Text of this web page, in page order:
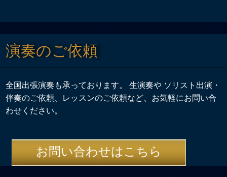
演奏のご依頼
全国出張演奏も承っております。 生演奏や ソリスト出演・
伴奏のご依頼、レッスンのご依頼など、お気軽にお問い合
わせください。
お問い合わせはこちら